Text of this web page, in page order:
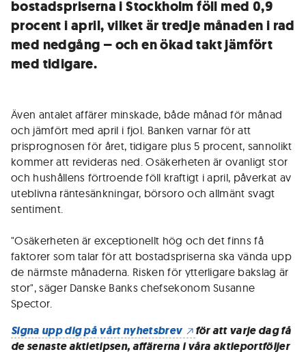
bostadspriserna i Stockholm föll med 0,9
procent i april, vilket är tredje månaden i rad
med nedgång – och en ökad takt jämfört
med tidigare.
Även antalet affärer minskade, både månad för månad
och jämfört med april i fjol. Banken varnar för att
prisprognosen för året, tidigare plus 5 procent, sannolikt
kommer att revideras ned. Osäkerheten är ovanligt stor
och hushållens förtroende föll kraftigt i april, påverkat av
uteblivna räntesänkningar, börsoro och allmänt svagt
sentiment.
"Osäkerheten är exceptionellt hög och det finns få
faktorer som talar för att bostadspriserna ska vända upp
de närmste månaderna. Risken för ytterligare bakslag är
stor", säger Danske Banks chefsekonom Susanne
Spector.
Signa upp dig på vårt nyhetsbrev
för att varje dag få
de senaste aktietipsen, affärerna i våra aktieportföljer